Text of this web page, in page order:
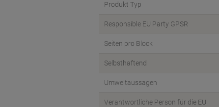
Produkt Typ
Responsible EU Party GPSR
Seiten pro Block
Selbsthaftend
Umweltaussagen
Verantwortliche Person für die EU